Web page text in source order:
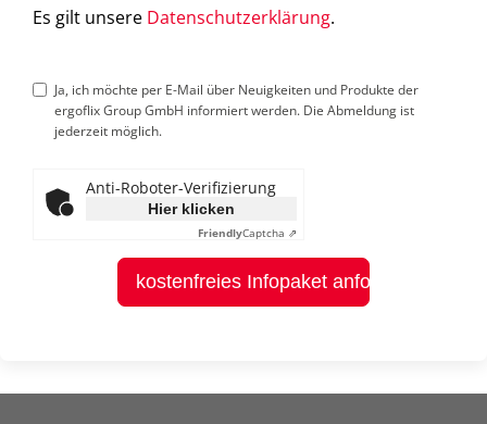
Es gilt unsere Datenschutzerklärung.
Ja, ich möchte per E-Mail über Neuigkeiten und Produkte der
ergoflix Group GmbH informiert werden. Die Abmeldung ist
jederzeit möglich.
Anti-Roboter-Verifizierung
Hier klicken
FriendlyCaptcha ⇗
kostenfreies Infopaket anfordern